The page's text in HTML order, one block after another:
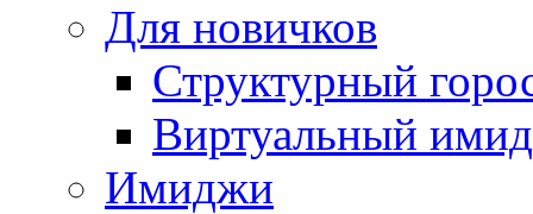
Для новичков
Структурный
Виртуальный
Имиджи